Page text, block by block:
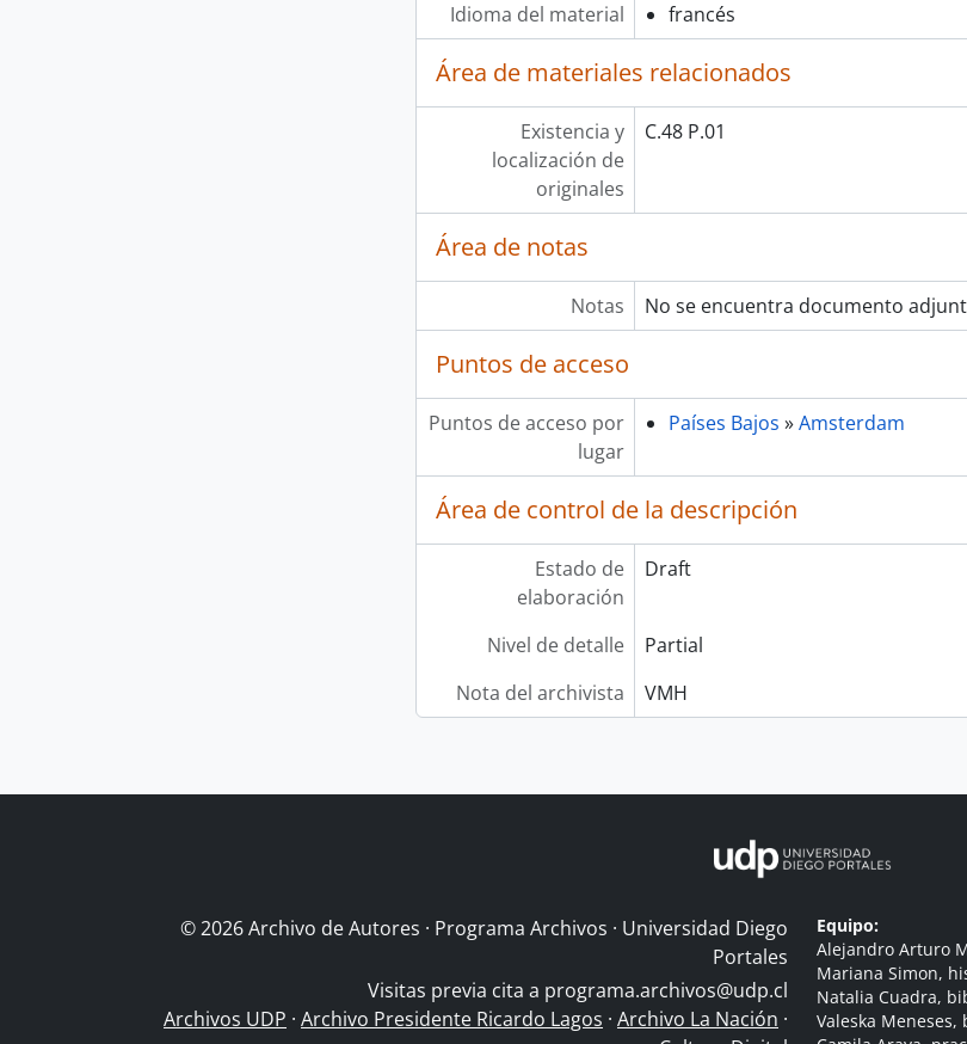
Idioma del material francés
Área de materiales relacionados
Existencia y
localización de
originales
C.48 P.01
Área de notas
Notas No se encuentra documento
Puntos de acceso
Puntos de acceso por
lugar
Países Bajos »Amsterdam
Área de control de la descripción
Estado de
elaboración
Draft
Nivel de detalle
Partial
Nota del archivista
VMH
© 2026 Archivo de Autores · Programa Archivos · Universidad Diego
Portales
Visitas previa cita a programa.archivos@udp.cl
Archivos UDP · Archivo Presidente Ricardo Lagos · Archivo La Nación ·
Equipo:
Alejandro Arturo
Mariana Simon,
Natalia Cuadra,
Valeska